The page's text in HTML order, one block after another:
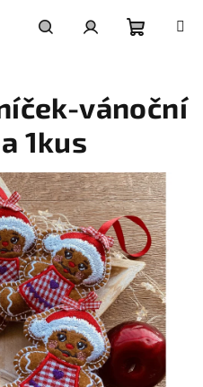
košík
vánoční
1kus